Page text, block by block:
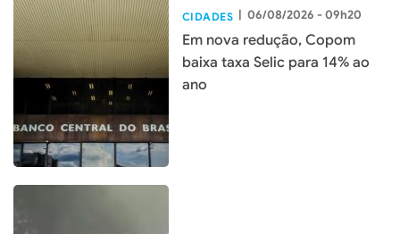
CIDADES | 06/08/2026 - 09h20
Em nova redução, Copom
baixa taxa Selic para 14% ao
ano